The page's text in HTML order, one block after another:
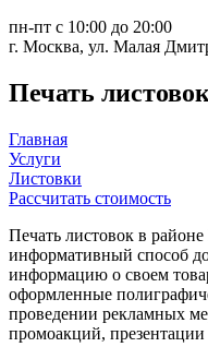
пн-пт с 10:00 до 20:00
г. Москва, ул. Малая
Печать
Главная
Услуги
Листовки
Рассчитать стоимость
Печать листовок в
информативный способ
информацию о своем
оформленные
проведении рекламных
промоакций,